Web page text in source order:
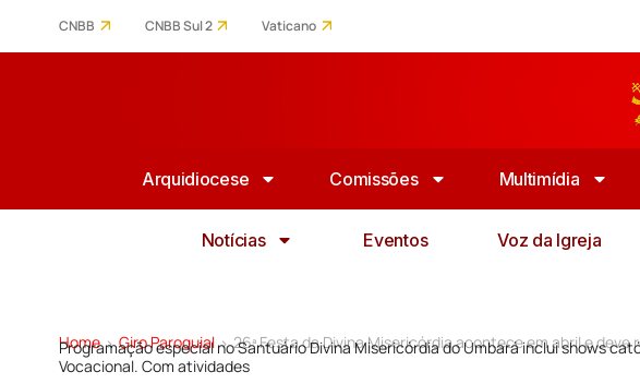
CNBB CNBB Sul 2 Vaticano
Arquidiocese Comissões Multimídia
Notícias Eventos Voz da Igreja
Home > Giro Paroquial > 26ª Festa da Divina Misericórdia acontece em abril e
Programação especial no Santuário Divina Misericórdia do Umbará inclui shows
Vocacional. Com atividades